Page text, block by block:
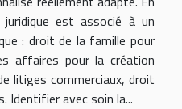
est associé à un
: droit de la famille pour
affaires pour la création
litiges commerciaux, droit
Identifier avec soin la...